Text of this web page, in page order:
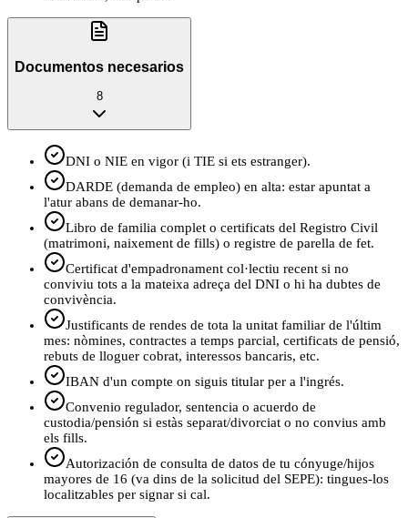
Documentos necesarios
8
DNI o NIE en vigor (i TIE si ets estranger).
DARDE (demanda de empleo) en alta: estar apuntat a
l'atur abans de demanar-ho.
Libro de familia complet o certificats del Registro Civil
(matrimoni, naixement de fills) o registre de parella de fet.
Certificat d'empadronament col·lectiu recent si no
conviviu tots a la mateixa adreça del DNI o hi ha dubtes de
convivència.
Justificants de rendes de tota la unitat familiar de l'últim
mes: nòmines, contractes a temps parcial, certificats de pensió,
rebuts de lloguer cobrat, interessos bancaris, etc.
IBAN d'un compte on siguis titular per a l'ingrés.
Convenio regulador, sentencia o acuerdo de
custodia/pensión si estàs separat/divorciat o no convius amb
els fills.
Autorización de consulta de datos de tu cónyuge/hijos
mayores de 16 (va dins de la solicitud del SEPE): tingues-los
localitzables per signar si cal.